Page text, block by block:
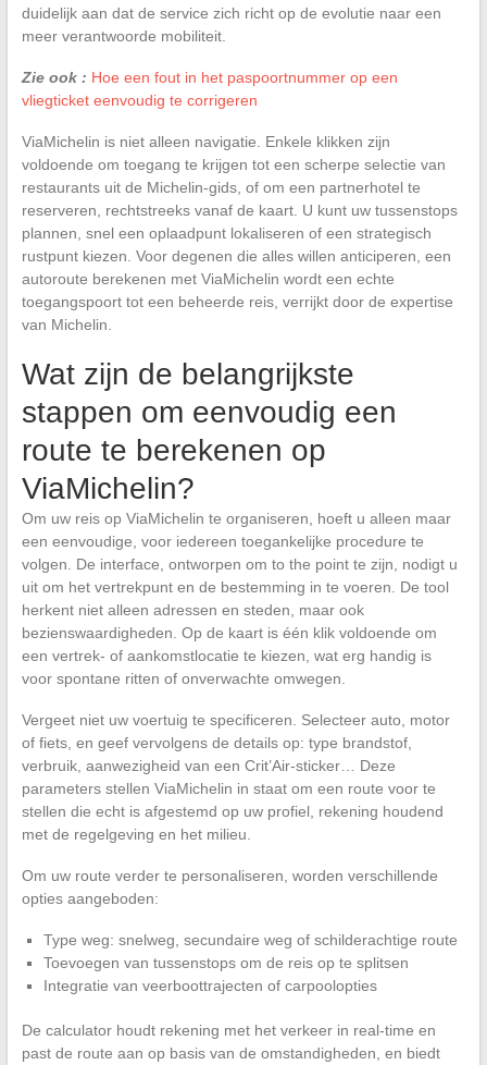
duidelijk aan dat de service zich richt op de evolutie naar een
meer verantwoorde mobiliteit.
Zie ook : Hoe een fout in het paspoortnummer op een
vliegticket eenvoudig te corrigeren
ViaMichelin is niet alleen navigatie. Enkele klikken zijn
voldoende om toegang te krijgen tot een scherpe selectie van
restaurants uit de Michelin-gids, of om een partnerhotel te
reserveren, rechtstreeks vanaf de kaart. U kunt uw tussenstops
plannen, snel een oplaadpunt lokaliseren of een strategisch
rustpunt kiezen. Voor degenen die alles willen anticiperen, een
autoroute berekenen met ViaMichelin wordt een echte
toegangspoort tot een beheerde reis, verrijkt door de expertise
van Michelin.
Wat zijn de belangrijkste
stappen om eenvoudig een
route te berekenen op
ViaMichelin?
Om uw reis op ViaMichelin te organiseren, hoeft u alleen maar
een eenvoudige, voor iedereen toegankelijke procedure te
volgen. De interface, ontworpen om to the point te zijn, nodigt u
uit om het vertrekpunt en de bestemming in te voeren. De tool
herkent niet alleen adressen en steden, maar ook
bezienswaardigheden. Op de kaart is één klik voldoende om
een vertrek- of aankomstlocatie te kiezen, wat erg handig is
voor spontane ritten of onverwachte omwegen.
Vergeet niet uw voertuig te specificeren. Selecteer auto, motor
of fiets, en geef vervolgens de details op: type brandstof,
verbruik, aanwezigheid van een Crit’Air-sticker… Deze
parameters stellen ViaMichelin in staat om een route voor te
stellen die echt is afgestemd op uw profiel, rekening houdend
met de regelgeving en het milieu.
Om uw route verder te personaliseren, worden verschillende
opties aangeboden:
Type weg: snelweg, secundaire weg of schilderachtige route
Toevoegen van tussenstops om de reis op te splitsen
Integratie van veerboottrajecten of carpoolopties
De calculator houdt rekening met het verkeer in real-time en
past de route aan op basis van de omstandigheden, en biedt